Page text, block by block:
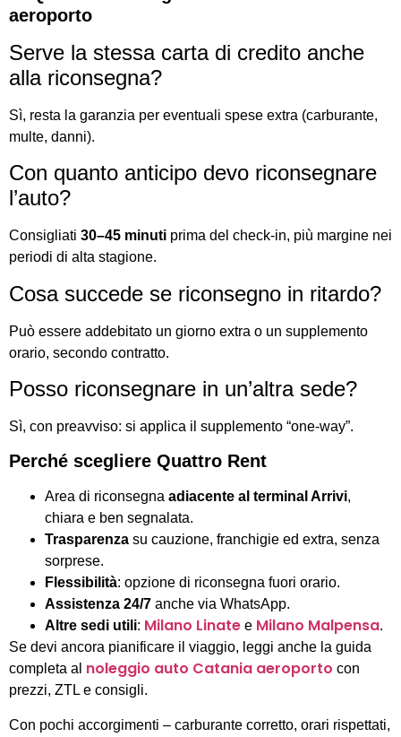
aeroporto
Serve la stessa carta di credito anche
alla riconsegna?
Sì, resta la garanzia per eventuali spese extra (carburante,
multe, danni).
Con quanto anticipo devo riconsegnare
l’auto?
Consigliati 30–45 minuti prima del check-in, più margine nei
periodi di alta stagione.
Cosa succede se riconsegno in ritardo?
Può essere addebitato un giorno extra o un supplemento
orario, secondo contratto.
Posso riconsegnare in un’altra sede?
Sì, con preavviso: si applica il supplemento “one-way”.
Perché scegliere Quattro Rent
Area di riconsegna adiacente al terminal Arrivi,
chiara e ben segnalata.
Trasparenza su cauzione, franchigie ed extra, senza
sorprese.
Flessibilità: opzione di riconsegna fuori orario.
Assistenza 24/7 anche via WhatsApp.
Altre sedi utili: Milano Linate e Milano Malpensa.
Se devi ancora pianificare il viaggio, leggi anche la guida
completa al noleggio auto Catania aeroporto con
prezzi, ZTL e consigli.
Con pochi accorgimenti – carburante corretto, orari rispettati,